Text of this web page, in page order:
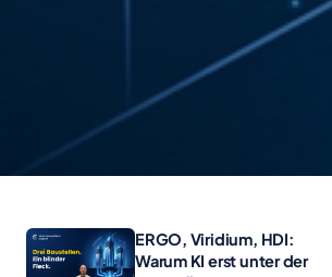
ERGO, Viridium, HDI:
Warum KI erst unter der